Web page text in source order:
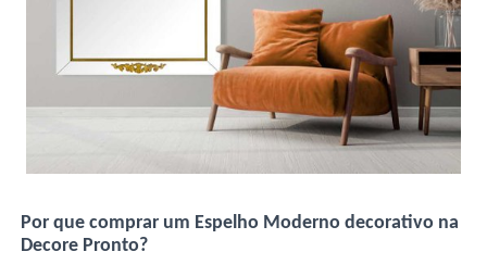
Por que comprar um Espelho Moderno decorativo na
Decore Pronto?